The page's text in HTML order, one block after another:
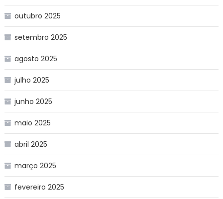
outubro 2025
setembro 2025
agosto 2025
julho 2025
junho 2025
maio 2025
abril 2025
março 2025
fevereiro 2025